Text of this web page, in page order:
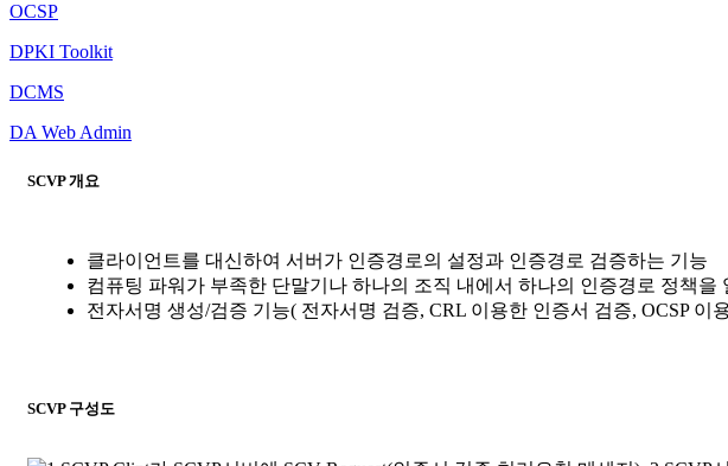
OCSP
DPKI Toolkit
DCMS
DA Web Admin
SCVP 개요
클라이언트를 대신하여 서버가 인증경로의 설정과 인증경로 검증하는 기능
컴퓨팅 파워가 부족한 단말기나 하나의 조직 내에서 하나의 인증경로 정책을
전자서명 생성/검증 기능( 전자서명 검증, CRL 이용한 인증서 검증, OCSP 이
SCVP 구성도